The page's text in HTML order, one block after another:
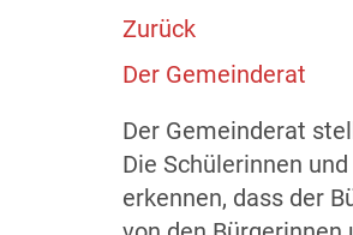
Zurück
Der Gemeinderat
Der Gemeinderat
Die Schülerinnen
erkennen, dass der